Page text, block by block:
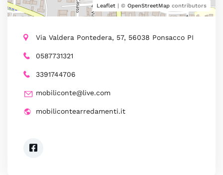
Leaflet | © OpenStreetMap contributors
Via Valdera Pontedera, 57, 56038 Ponsacco PI
0587731321
3391744706
mobiliconte@live.com
mobilicontearredamenti.it